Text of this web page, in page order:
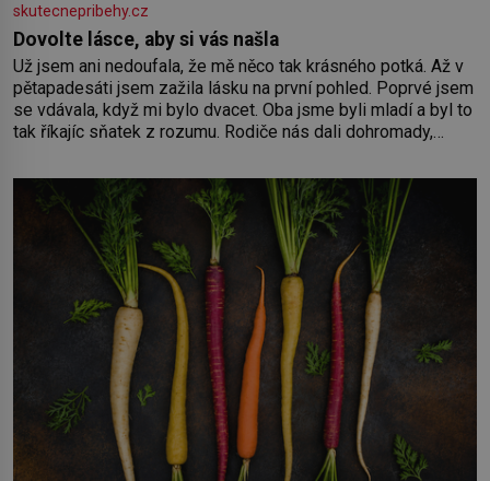
skutecnepribehy.cz
Dovolte lásce, aby si vás našla
Už jsem ani nedoufala, že mě něco tak krásného potká. Až v
pětapadesáti jsem zažila lásku na první pohled. Poprvé jsem
se vdávala, když mi bylo dvacet. Oba jsme byli mladí a byl to
tak říkajíc sňatek z rozumu. Rodiče nás dali dohromady,
oběma moc nesvědčilo, brzy jsme zjistili, že